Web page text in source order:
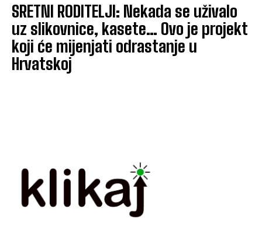
SRETNI RODITELJI: Nekada se uživalo
uz slikovnice, kasete… Ovo je projekt
koji će mijenjati odrastanje u
Hrvatskoj